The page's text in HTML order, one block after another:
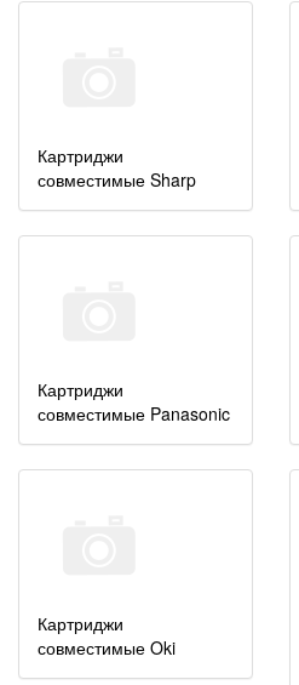
Картриджи
совместимые Sharp
Картриджи
совместимые Panasonic
Картриджи
совместимые Oki